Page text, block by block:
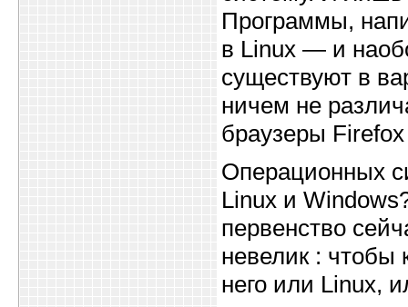
Программы,
в Linux — и
существуют в
ничем не
браузеры
Операционных
Linux и
первенство
невелик : чтобы
него или Linux,